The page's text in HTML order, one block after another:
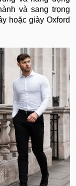
và sang trọng
hoặc giày Oxford